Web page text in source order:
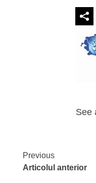
See
Continue
Reading
Previous
Articolul anterior